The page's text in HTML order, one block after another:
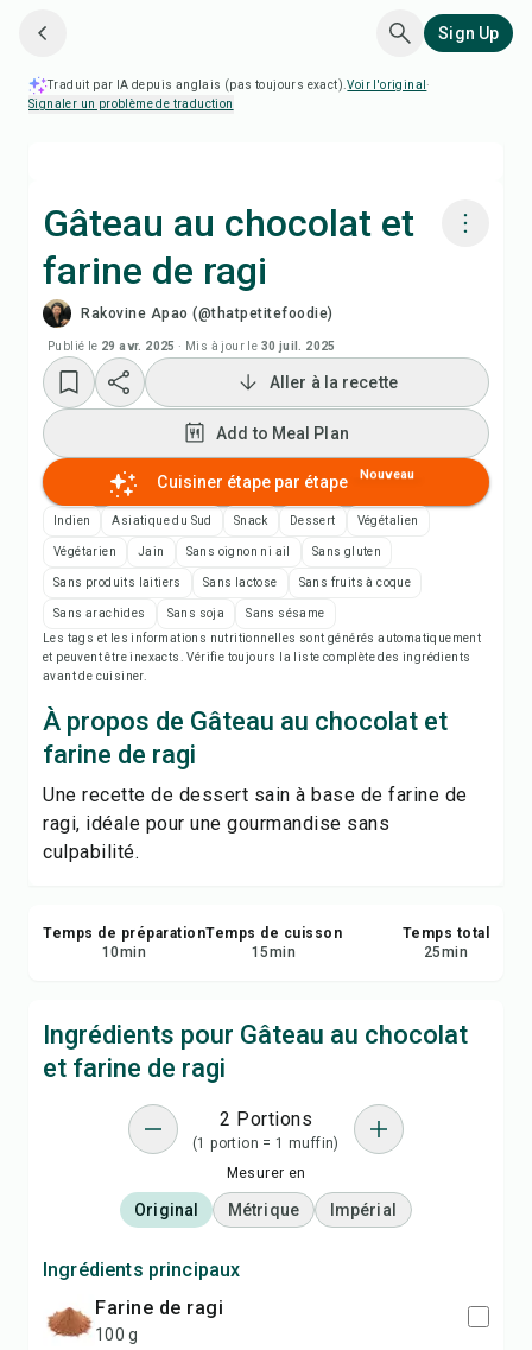
Sign Up
Traduit par IA depuis anglais (pas toujours exact).Voir l'original ·
Signaler un problème de traduction
Gâteau au chocolat et
farine de ragi
Rakovine Apao (@thatpetitefoodie)
Publié le 29 avr. 2025 · Mis à jour le 30 juil. 2025
Cuisiner avec Chefadora AI
Regarder la vidéo de la recette
Add to Meal Plan
Add to Shopping List
Enregistrer
Partager
Signaler
Aller à la recette
Add to Meal Plan
Cuisiner étape par étape Nouveau
Indien Asiatique du Sud Snack Dessert Végétalien
Végétarien Jain Sans oignon ni ail Sans gluten
Sans produits laitiers Sans lactose Sans fruits à coque
Sans arachides Sans soja
Sans sésame
Les tags et les informations nutritionnelles sont générés automatiquement
et peuvent être inexacts. Vérifie toujours la liste complète des ingrédients
avant de cuisiner.
À propos de Gâteau au chocolat et
farine de ragi
Une recette de dessert sain à base de farine de
ragi, idéale pour une gourmandise sans
culpabilité.
Temps de préparation
10min
Temps de cuisson
15min
Temps total
25min
Ingrédients pour Gâteau au chocolat
et farine de ragi
2 Portions
(1 portion = 1 muffin)
Mesurer en
Original Métrique Impérial
Ingrédients principaux
Farine de ragi
100 g